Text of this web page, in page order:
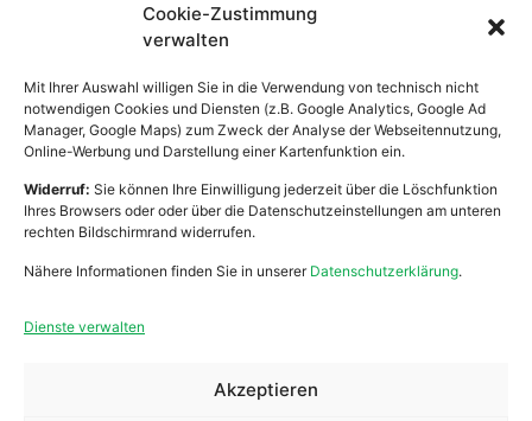
Cookie-Zustimmung
verwalten
Mit Ihrer Auswahl willigen Sie in die Verwendung von technisch nicht
notwendigen Cookies und Diensten (z.B. Google Analytics, Google Ad
Manager, Google Maps) zum Zweck der Analyse der Webseitennutzung,
Online-Werbung und Darstellung einer Kartenfunktion ein.
Widerruf: Sie können Ihre Einwilligung jederzeit über die Löschfunktion
Ihres Browsers oder oder über die Datenschutzeinstellungen am unteren
rechten Bildschirmrand widerrufen.
Nähere Informationen finden Sie in unserer Datenschutzerklärung.
Dienste verwalten
Akzeptieren
Lebenshilfe Leibnitz
Zentrale Verwaltung
8430 Leibnitz
Arbeiten
Praktikum
Kontakt